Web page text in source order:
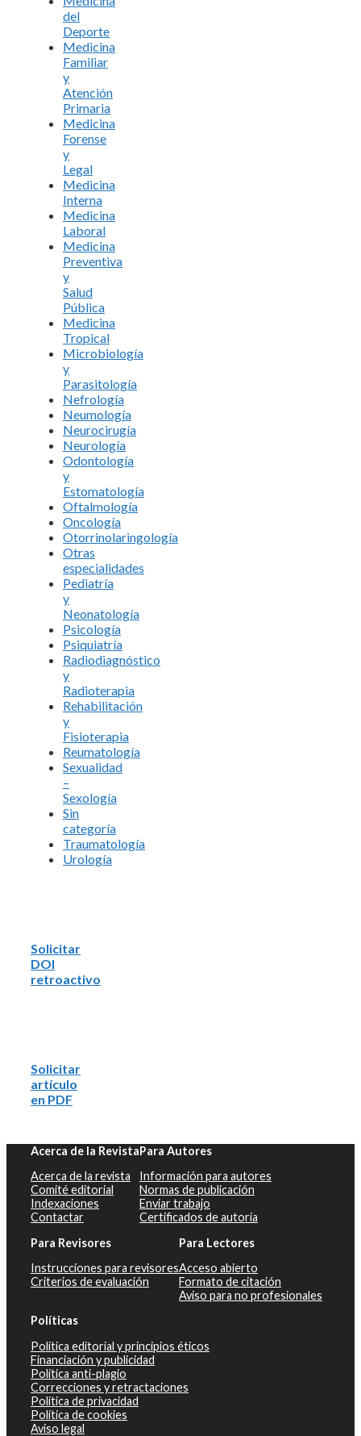
del
Deporte
Medicina
Familiar
y
Atención
Primaria
Medicina
Forense
y
Legal
Medicina
Interna
Medicina
Laboral
Medicina
Preventiva
y
Salud
Pública
Medicina
Tropical
Microbiología
y
Parasitología
Nefrología
Neumología
Neurocirugía
Neurología
Odontología
y
Estomatología
Oftalmología
Oncología
Otorrinolaringología
Otras
especialidades
Pediatría
y
Neonatología
Psicología
Psiquiatría
Radiodiagnóstico
y
Radioterapia
Rehabilitación
y
Fisioterapia
Reumatología
Sexualidad
–
Sexología
Sin
categoría
Traumatología
Urología
Solicitar
DOI
retroactivo
Solicitar
artículo
en PDF
Acerca de la Revista
Acerca de la revista
Comité editorial
Indexaciones
Contactar
Para Autores
Información para autores
Normas de publicación
Enviar trabajo
Certificados de autoría
Para Revisores
Instrucciones para revisores
Criterios de evaluación
Para Lectores
Acceso abierto
Formato de citación
Aviso para no profesionales
Políticas
Política editorial y principios éticos
Financiación y publicidad
Política anti-plagio
Correcciones y retractaciones
Política de privacidad
Política de cookies
Aviso legal